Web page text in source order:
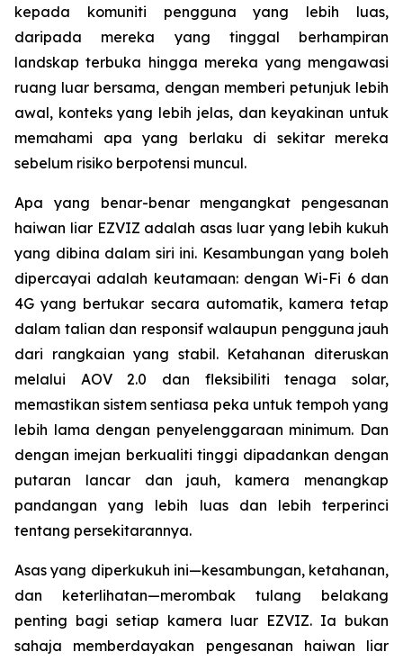
kepada komuniti pengguna yang lebih luas,
daripada mereka yang tinggal berhampiran
landskap terbuka hingga mereka yang mengawasi
ruang luar bersama, dengan memberi petunjuk lebih
awal, konteks yang lebih jelas, dan keyakinan untuk
memahami apa yang berlaku di sekitar mereka
sebelum risiko berpotensi muncul.
Apa yang benar-benar mengangkat pengesanan
haiwan liar EZVIZ adalah asas luar yang lebih kukuh
yang dibina dalam siri ini. Kesambungan yang boleh
dipercayai adalah keutamaan: dengan Wi-Fi 6 dan
4G yang bertukar secara automatik, kamera tetap
dalam talian dan responsif walaupun pengguna jauh
dari rangkaian yang stabil. Ketahanan diteruskan
melalui AOV 2.0 dan fleksibiliti tenaga solar,
memastikan sistem sentiasa peka untuk tempoh yang
lebih lama dengan penyelenggaraan minimum. Dan
dengan imejan berkualiti tinggi dipadankan dengan
putaran lancar dan jauh, kamera menangkap
pandangan yang lebih luas dan lebih terperinci
tentang persekitarannya.
Asas yang diperkukuh ini—kesambungan, ketahanan,
dan keterlihatan—merombak tulang belakang
penting bagi setiap kamera luar EZVIZ. Ia bukan
sahaja memberdayakan pengesanan haiwan liar